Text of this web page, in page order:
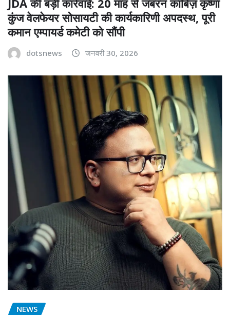
JDA की बड़ी कार्रवाई: 20 माह से जबरन काबिज़ कृष्णा
कुंज वेलफेयर सोसायटी की कार्यकारिणी अपदस्थ, पूरी
कमान एम्पायर्ड कमेटी को सौंपी
dotsnews जनवरी 30, 2026
NEWS